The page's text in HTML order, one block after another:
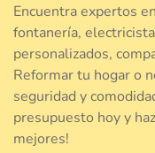
Encuentra expertos
fontanería,
personalizados,
Reformar tu hogar o
seguridad y
presupuesto hoy y
mejores!